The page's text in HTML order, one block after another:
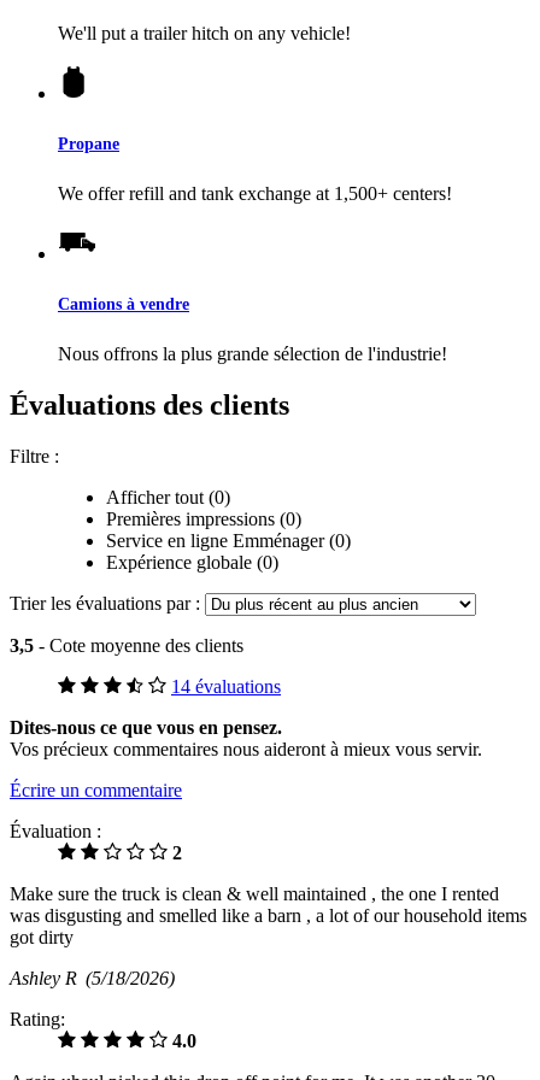
We'll put a trailer hitch on any vehicle!
Propane
We offer refill and tank exchange at 1,500+ centers!
Camions à vendre
Nous offrons la plus grande sélection de l'industrie!
Évaluations des clients
Filtre :
Afficher tout (0)
Premières impressions (0)
Service en ligne Emménager (0)
Expérience globale (0)
Trier les évaluations par :
3,5 - Cote moyenne des clients
14 évaluations
Dites-nous ce que vous en pensez.
Vos précieux commentaires nous aideront à mieux vous servir.
Écrire un commentaire
Évaluation :
2
Make sure the truck is clean & well maintained , the one I rented
was disgusting and smelled like a barn , a lot of our household items
got dirty
Ashley R (5/18/2026)
Rating:
4.0